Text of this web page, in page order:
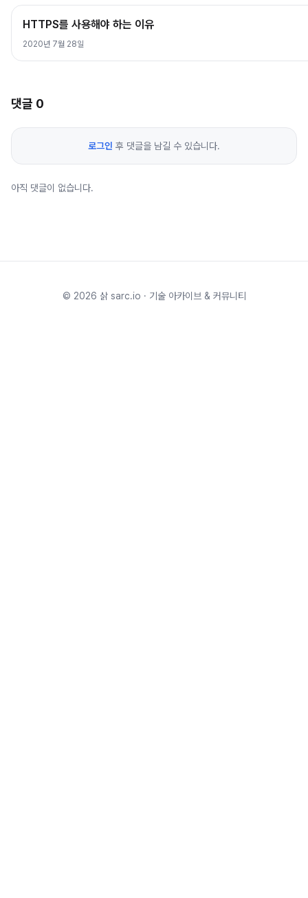
HTTPS를 사용해야 하는 이유
2020년 7월 28일
댓글 0
로그인 후 댓글을 남길 수 있습니다.
아직 댓글이 없습니다.
© 2026 삵 sarc.io · 기술 아카이브 & 커뮤니티